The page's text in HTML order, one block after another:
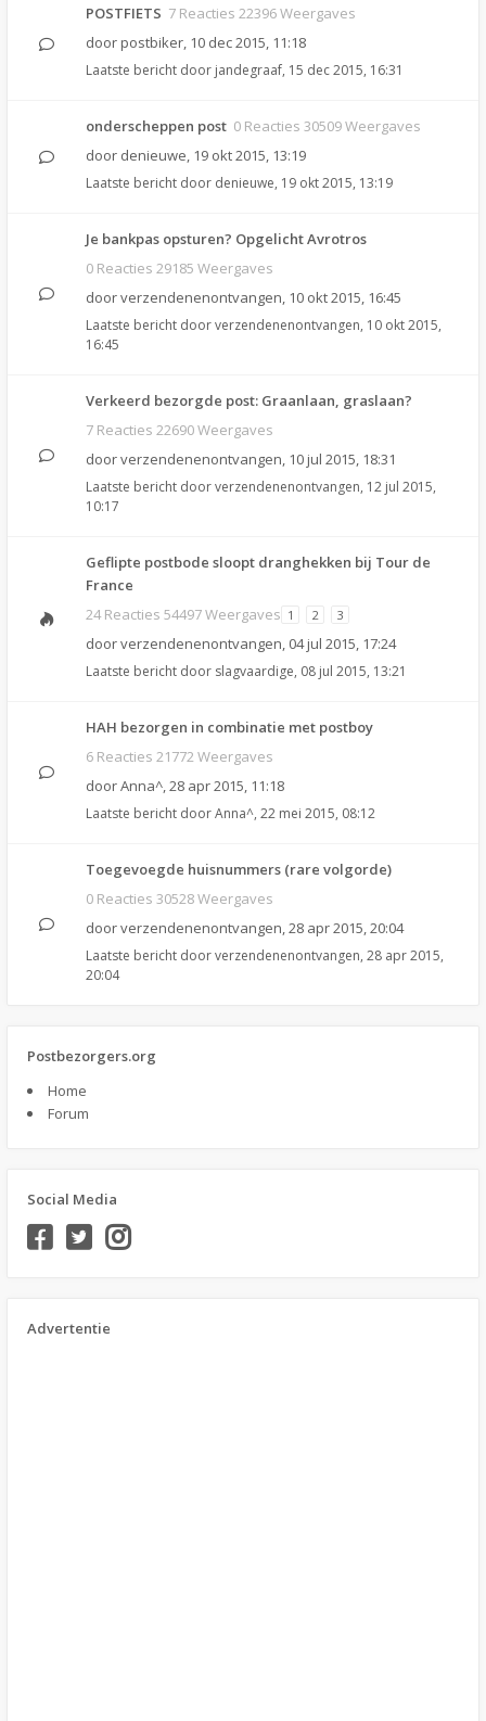
POSTFIETS 7 Reacties 22396 Weergaves
door postbiker, 10 dec 2015, 11:18
Laatste bericht door jandegraaf, 15 dec 2015, 16:31
onderscheppen post 0 Reacties 30509 Weergaves
door denieuwe, 19 okt 2015, 13:19
Laatste bericht door denieuwe, 19 okt 2015, 13:19
Je bankpas opsturen? Opgelicht Avrotros
0 Reacties 29185 Weergaves
doorverzendenenontvangen, 10 okt 2015, 16:45
Laatste bericht doorverzendenenontvangen, 10 okt 2015,
16:45
Verkeerd bezorgde post: Graanlaan, graslaan?
7 Reacties 22690 Weergaves
doorverzendenenontvangen, 10 jul 2015, 18:31
Laatste bericht doorverzendenenontvangen, 12 jul 2015,
10:17
Geflipte postbode sloopt dranghekken bij Tour de
France
24 Reacties 54497 Weergaves 1 2 3
doorverzendenenontvangen, 04 jul 2015, 17:24
Laatste bericht door slagvaardige, 08 jul 2015, 13:21
HAH bezorgen in combinatie met postboy
6 Reacties 21772 Weergaves
doorAnna^,28 apr 2015, 11:18
Laatste bericht doorAnna^, 22 mei 2015, 08:12
Toegevoegde huisnummers (rare volgorde)
0 Reacties 30528 Weergaves
doorverzendenenontvangen,28 apr 2015, 20:04
Laatste bericht doorverzendenenontvangen, 28 apr 2015,
20:04
Postbezorgers.org
Home
Forum
Social Media
Advertentie